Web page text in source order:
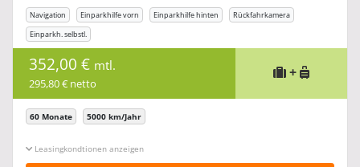
Navigation Einparkhilfe vorn Einparkhilfe hinten
Rückfahrkamera
Einparkh. selbstl.
352,00 € mtl.
295,80 € netto
+
60 Monate 5000 km/Jahr
Leasingkonditionen ein-/ausblenden